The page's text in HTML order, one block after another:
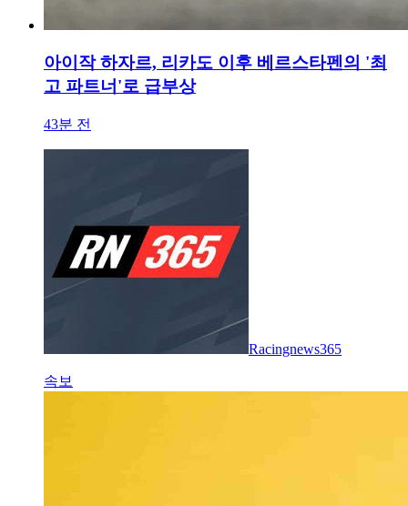
아이작 하자르, 리카도 이후 베르스타펜의 '최
고 파트너'로 급부상
43분 전
Racingnews365
속보